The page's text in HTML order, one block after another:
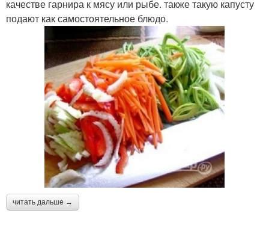
качестве гарнира к мясу или рыбе. также такую капусту
подают как самостоятельное блюдо.
читать дальше →